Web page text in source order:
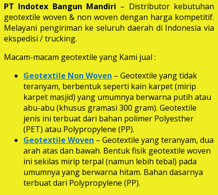
PT Indotex Bangun Mandiri – Distributor kebutuhan
geotextile woven & non woven dengan harga kompetitif.
Melayani pengiriman ke seluruh daerah di Indonesia via
ekspedisi / trucking.
Macam-macam geotextile yang Kami jual :
Geotextile Non Woven – Geotextile yang tidak
teranyam, berbentuk seperti kain karpet (mirip
karpet masjid) yang umumnya berwarna putih atau
abu-abu (khusus gramasi 300 gram). Geotextile
jenis ini terbuat dari bahan polimer Polyesther
(PET) atau Polypropylene (PP).
Geotextile Woven – Geotextile yang teranyam, dua
arah atas dan bawah. Bentuk fisik geotextile woven
ini sekilas mirip terpal (namun lebih tebal) pada
umumnya yang berwarna hitam. Bahan dasarnya
terbuat dari Polypropylene (PP).